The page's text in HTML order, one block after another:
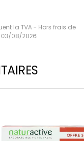
la TVA - Hors frais de
03/08/2026